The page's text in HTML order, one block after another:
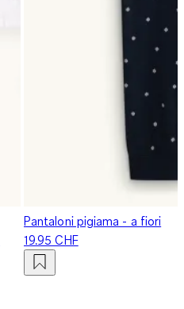
Pantaloni pigiama - a fiori
19.95 CHF